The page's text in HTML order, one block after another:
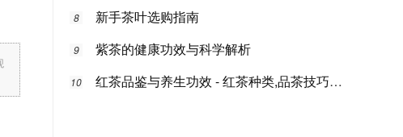
8 新手茶叶选购指南
9 紫茶的健康功效与科学解析
10 红茶品鉴与养生功效 - 红茶种类,品茶技巧,健康益处茶文化指南